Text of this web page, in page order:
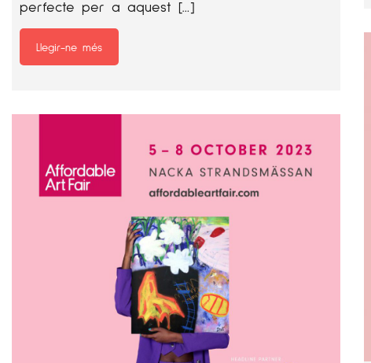
perfecte per a aquest […]
Llegir-ne més